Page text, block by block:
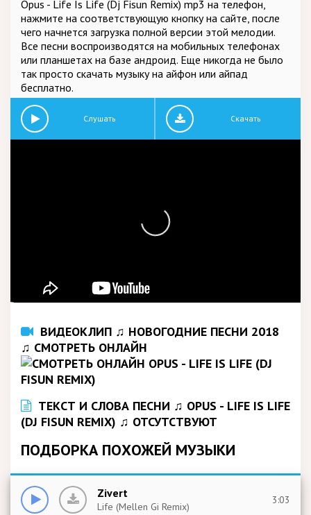
Opus - Life Is Life (Dj Fisun Remix) mp3 на телефон,
нажмите на соответствующую кнопку на сайте, после
чего начнется загрузка полной версии этой мелодии.
Все песни воспроизводятся на мобильных телефонах
или планшетах на базе андроид. Еще никогда не было
так просто скачать музыку на айфон или айпад
бесплатно.
Слушать Скачать
ВИДЕОКЛИП ♫ НОВОГОДНИЕ ПЕСНИ 2018
♫ СМОТРЕТЬ ОНЛАЙН
ТЕКСТ И СЛОВА ПЕСНИ ♫ OPUS - LIFE IS LIFE
(DJ FISUN REMIX) ♫ ОТСУТСТВУЮТ
ПОДБОРКА ПОХОЖЕЙ МУЗЫКИ
Zivert
Life (Mellen Gi Remix)
3:03